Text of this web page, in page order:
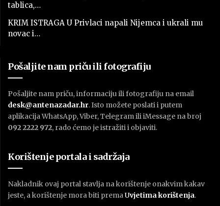
tablica,…
KRIM ISTRAGA U Privlaci napali Nijemca i ukrali mu
novac i…
Pošaljite nam priču ili fotografiju
Pošaljite nam priču, informaciju ili fotografiju na email
desk@antenazadar.hr. Isto možete poslati i putem
aplikacija WhatsApp, Viber, Telegram ili iMessage na broj
092 2222 972, rado ćemo je istražiti i objaviti.
Korištenje portala i sadržaja
Nakladnik ovaj portal stavlja na korištenje onakvim kakav
jeste, a korištenje mora biti premaUvjetima korištenja.